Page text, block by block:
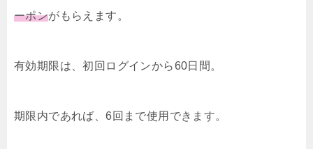
ーポンがもらえます。
有効期限は、初回ログインから60日間。
期限内であれば、6回まで使用できます。